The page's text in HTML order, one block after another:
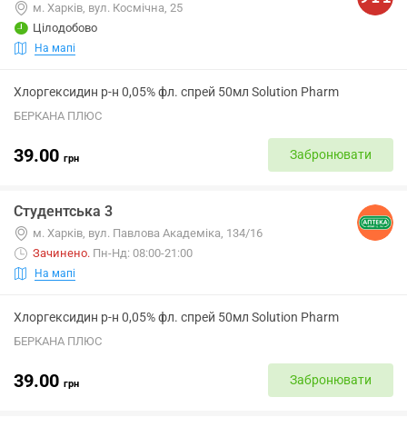
м. Харків, вул. Космічна, 25
Цілодобово
На мапі
Хлоргексидин р-н 0,05% фл. спрей 50мл Solution Pharm
БЕРКАНА ПЛЮС
39.00 грн Забронювати
Студентська 3
м. Харків, вул. Павлова Академіка, 134/16
Зачинено. Пн-Нд: 08:00-21:00
На мапі
Хлоргексидин р-н 0,05% фл. спрей 50мл Solution Pharm
БЕРКАНА ПЛЮС
39.00 грн Забронювати